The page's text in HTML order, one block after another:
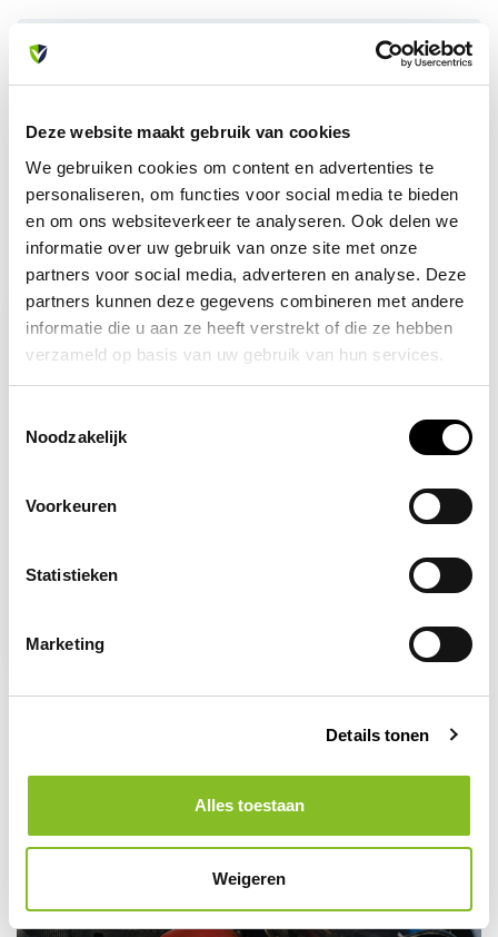
Deze website maakt gebruik van cookies
We gebruiken cookies om content en advertenties te
personaliseren, om functies voor social media te bieden
en om ons websiteverkeer te analyseren. Ook delen we
informatie over uw gebruik van onze site met onze
partners voor social media, adverteren en analyse. Deze
partners kunnen deze gegevens combineren met andere
informatie die u aan ze heeft verstrekt of die ze hebben
verzameld op basis van uw gebruik van hun services.
Noodzakelijk
Voorkeuren
Statistieken
Marketing
Details tonen
Alles toestaan
Weigeren
Heb je vragen over dit product?
Of heb je hulp nodig bij je bestelling? Neem contact op
info@allesveilig.nl
Recent bekeken
Ploegleider hesje
10,83